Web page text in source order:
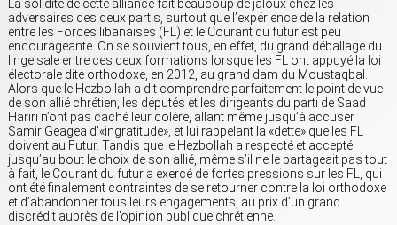
La solidité de cette alliance fait beaucoup de jaloux chez les
adversaires des deux partis, surtout que l’expérience de la relation
entre les Forces libanaises (FL) et le Courant du futur est peu
encourageante. On se souvient tous, en effet, du grand déballage du
linge sale entre ces deux formations lorsque les FL ont appuyé la loi
électorale dite orthodoxe, en 2012, au grand dam du Moustaqbal.
Alors que le Hezbollah a dit comprendre parfaitement le point de vue
de son allié chrétien, les députés et les dirigeants du parti de Saad
Hariri n’ont pas caché leur colère, allant même jusqu’à accuser
Samir Geagea d’«ingratitude», et lui rappelant la «dette» que les FL
doivent au Futur. Tandis que le Hezbollah a respecté et accepté
jusqu’au bout le choix de son allié, même s’il ne le partageait pas tout
à fait, le Courant du futur a exercé de fortes pressions sur les FL, qui
ont été finalement contraintes de se retourner contre la loi orthodoxe
et d’abandonner tous leurs engagements, au prix d’un grand
discrédit auprès de l’opinion publique chrétienne.